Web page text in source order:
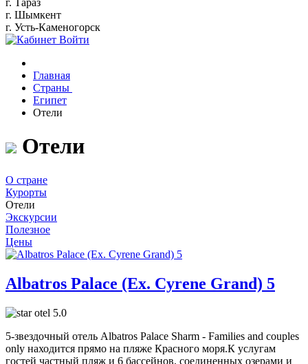
г. Тараз
г. Шымкент
г. Усть-Каменогорск
Войти
Главная
Страны
Египет
Отели
Отели
О стране
Курорты
Отели
Экскурсии
Полезное
Цены
Albatros Palace (Ex. Cyrene Grand) 5
5.0
5-звездочный отель Albatros Palace Sharm - Families and couples
only находится прямо на пляже Красного моря.К услугам
гостей частный пляж и 6 бассейнов, соединенных озерами и